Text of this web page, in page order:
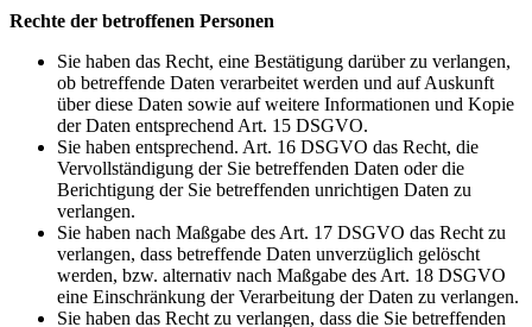
Rechte der betroffenen Personen
Sie haben das Recht, eine Bestätigung darüber zu verlangen,
ob betreffende Daten verarbeitet werden und auf Auskunft
über diese Daten sowie auf weitere Informationen und Kopie
der Daten entsprechend Art. 15 DSGVO.
Sie haben entsprechend. Art. 16 DSGVO das Recht, die
Vervollständigung der Sie betreffenden Daten oder die
Berichtigung der Sie betreffenden unrichtigen Daten zu
verlangen.
Sie haben nach Maßgabe des Art. 17 DSGVO das Recht zu
verlangen, dass betreffende Daten unverzüglich gelöscht
werden, bzw. alternativ nach Maßgabe des Art. 18 DSGVO
eine Einschränkung der Verarbeitung der Daten zu verlangen.
Sie haben das Recht zu verlangen, dass die Sie betreffenden